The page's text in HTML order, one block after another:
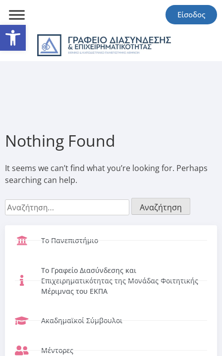
Ανοίξτε τη γραμμή
Είσοδος
Nothing Found
It seems we can’t find what you’re looking for. Perhaps
searching can help.
Το Πανεπιστήμιο
Το Γραφείο Διασύνδεσης και
Επιχειρηματικότητας της Μονάδας Φοιτητικής
Μέριμνας του ΕΚΠΑ
Ακαδημαϊκοί Σύμβουλοι
Μέντορες